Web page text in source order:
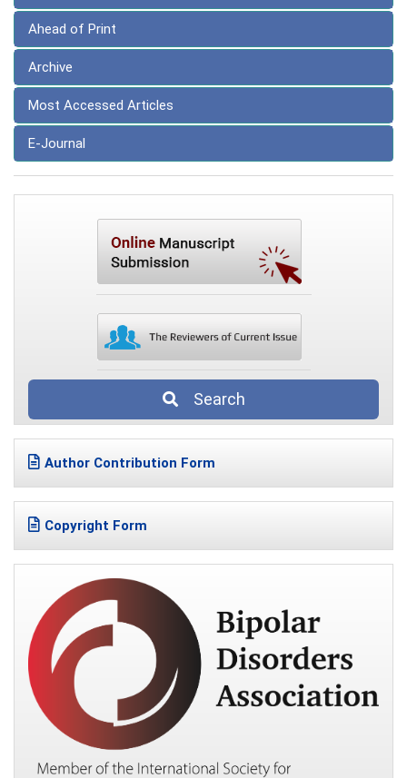
Ahead of Print
Archive
Most Accessed Articles
E-Journal
Search
Author Contribution Form
Copyright Form